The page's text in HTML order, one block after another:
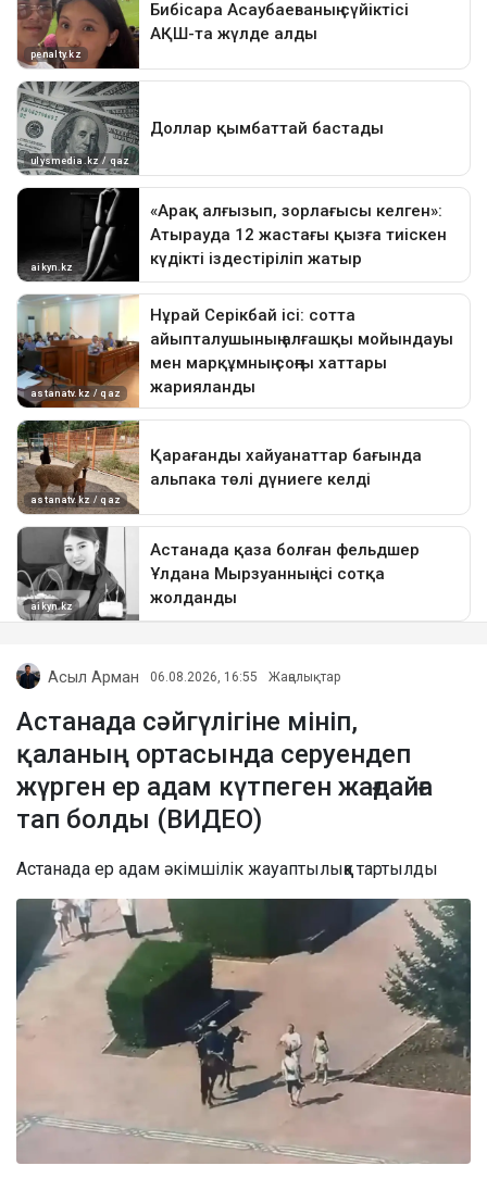
Асыл Арман 06.08.2026, 16:55 Жаңалықтар
Астанада сәйгүлігіне мініп,
қаланың ортасында серуендеп
жүрген ер адам күтпеген жағдайға
тап болды (ВИДЕО)
Астанада ер адам әкімшілік жауаптылыққа тартылды